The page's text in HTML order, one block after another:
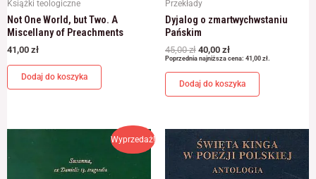
Książki teologiczne
Not One World, but Two. A
Miscellany of Preachments
41,00 zł
Dodaj do koszyka
Przekłady
Dyjalog o zmartwychwstaniu
Pańskim
45,00zł 40,00 zł
Poprzednia najniższa cena: 41,00zł.
Dodaj do koszyka
Wyprzedaż!
wynosiła:
41,00 zł.
wynosi:
28,70 zł.